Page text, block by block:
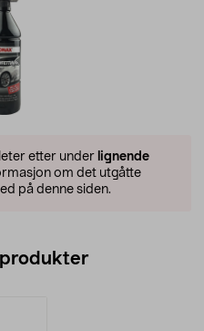
etter under lignende
om det utgåtte
på denne siden.